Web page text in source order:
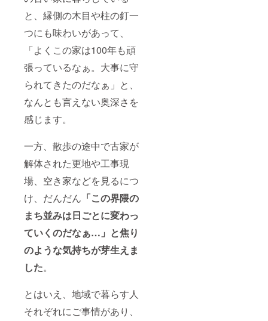
と、縁側の木目や柱の釘一
つにも味わいがあって、
「よくこの家は100年も頑
張っているなぁ。大事に守
られてきたのだなぁ」と、
なんとも言えない奥深さを
感じます。
一方、散歩の途中で古家が
解体された更地や工事現
場、空き家などを見るにつ
け、だんだん 「この界隈の
まち並みは日ごとに変わっ
ていくのだなぁ…」と焦り
のような気持ちが芽生え ま
した。
とはいえ、地域で暮らす人
それぞれにご事情があり、